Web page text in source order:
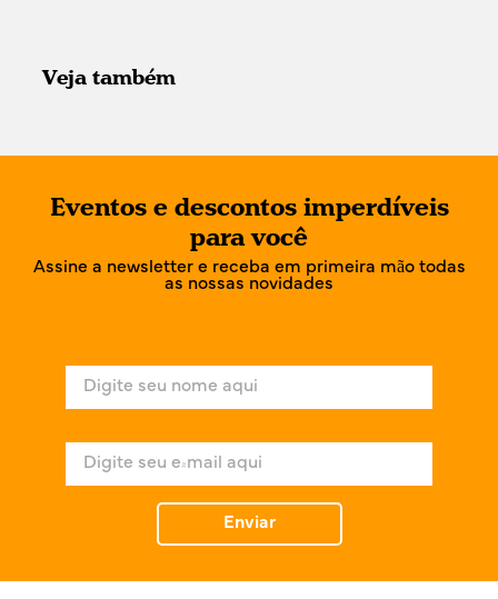
Veja também
Eventos e descontos imperdíveis
para você
Assine a newsletter e receba em primeira mão todas
as nossas novidades
e
*
Enviar